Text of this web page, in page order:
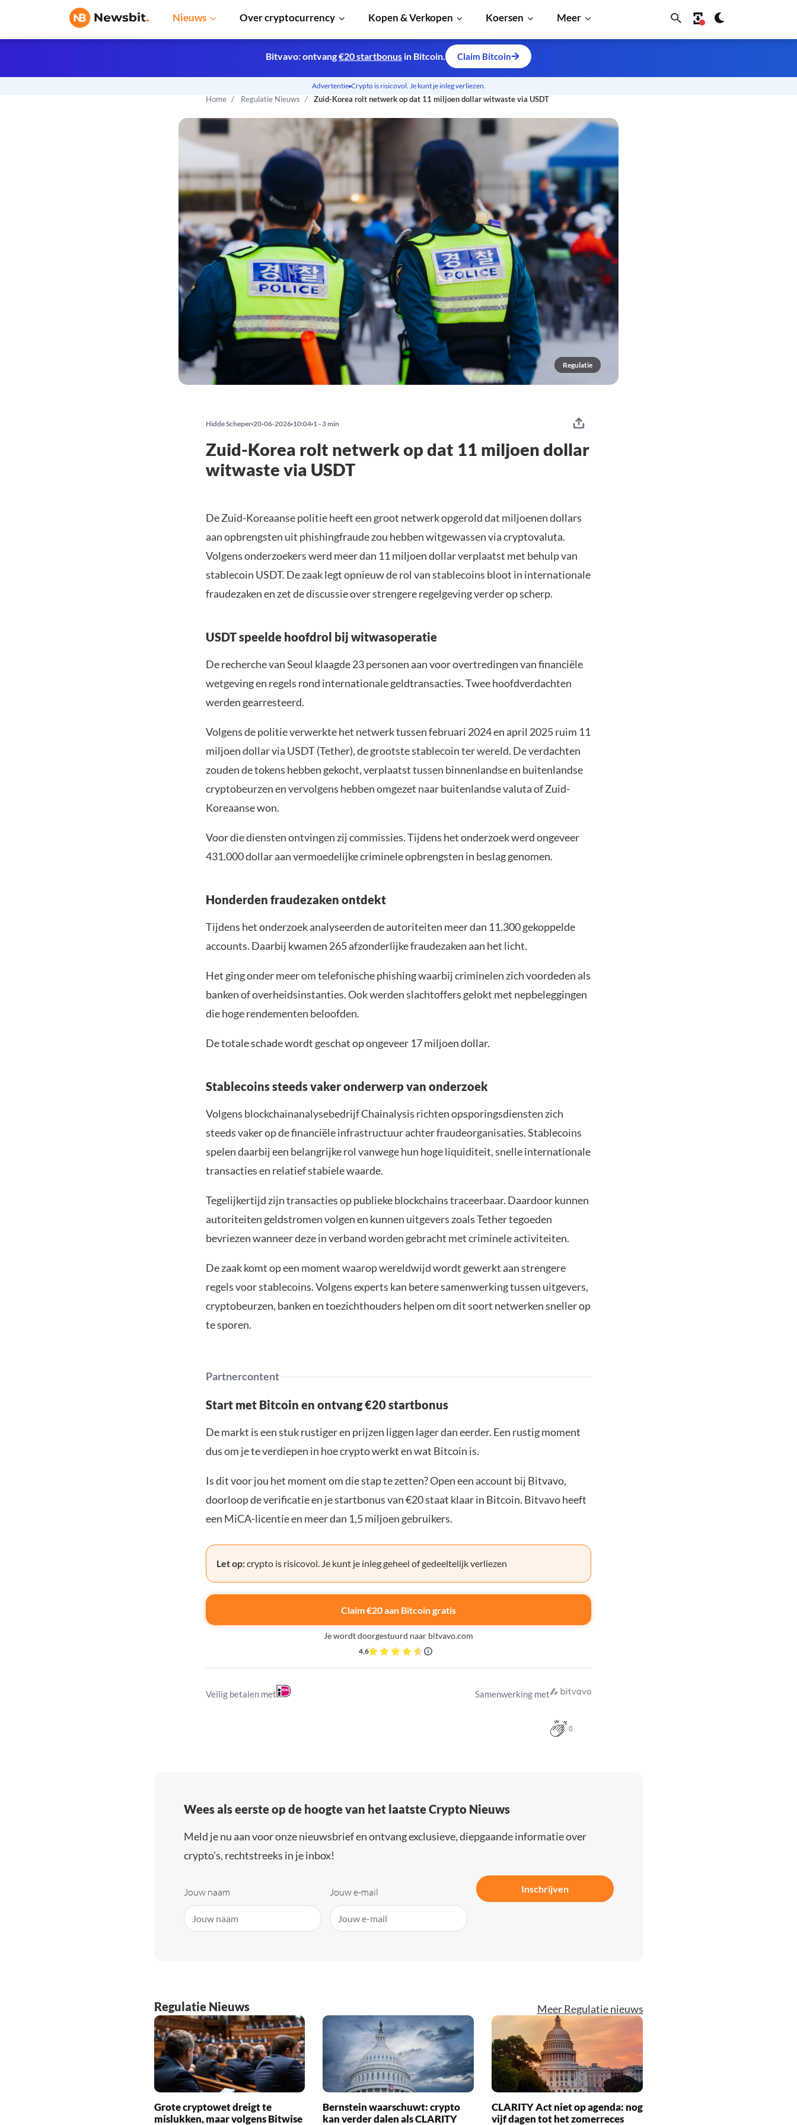
Nieuws Over cryptocurrency Kopen & Verkopen Koersen Meer
Home Regulatie Nieuws Zuid-Korea rolt netwerk op dat 11 miljoen dollar witwaste via USDT
Regulatie
Bitvavo: ontvang€20 startbonus in Bitcoin. Claim Bitcoin
Advertentie Crypto is risicovol. Je kunt je inleg verliezen.
Hidde Scheper 20-06-2026 10:04 1 - 3 min
Zuid-Korea rolt netwerk op dat 11 miljoen dollar
witwaste via USDT
De Zuid-Koreaanse politie heeft een groot netwerk opgerold dat miljoenen dollars
aan opbrengsten uit phishingfraude zou hebben witgewassen via cryptovaluta.
Volgens onderzoekers werd meer dan 11 miljoen dollar verplaatst met behulp van
stablecoin USDT. De zaak legt opnieuw de rol van stablecoins bloot in internationale
fraudezaken en zet de discussie over strengere regelgeving verder op scherp.
USDT speelde hoofdrol bij witwasoperatie
De recherche van Seoul klaagde 23 personen aan voor overtredingen van financiële
wetgeving en regels rond internationale geldtransacties. Twee hoofdverdachten
werden gearresteerd.
Volgens de politie verwerkte het netwerk tussen februari 2024 en april 2025 ruim 11
miljoen dollar via USDT (Tether), de grootste stablecoin ter wereld. De verdachten
zouden de tokens hebben gekocht, verplaatst tussen binnenlandse en buitenlandse
cryptobeurzen en vervolgens hebben omgezet naar buitenlandse valuta of Zuid-
Koreaanse won.
Voor die diensten ontvingen zij commissies. Tijdens het onderzoek werd ongeveer
431.000 dollar aan vermoedelijke criminele opbrengsten in beslag genomen.
Honderden fraudezaken ontdekt
Tijdens het onderzoek analyseerden de autoriteiten meer dan 11.300 gekoppelde
accounts. Daarbij kwamen 265 afzonderlijke fraudezaken aan het licht.
Het ging onder meer om telefonische phishing waarbij criminelen zich voordeden als
banken of overheidsinstanties. Ook werden slachtoffers gelokt met nepbeleggingen
die hoge rendementen beloofden.
De totale schade wordt geschat op ongeveer 17 miljoen dollar.
Stablecoins steeds vaker onderwerp van onderzoek
Volgens blockchainanalysebedrijf Chainalysis richten opsporingsdiensten zich
steeds vaker op de financiële infrastructuur achter fraudeorganisaties. Stablecoins
spelen daarbij een belangrijke rol vanwege hun hoge liquiditeit, snelle internationale
transacties en relatief stabiele waarde.
Tegelijkertijd zijn transacties op publieke blockchains traceerbaar. Daardoor kunnen
autoriteiten geldstromen volgen en kunnen uitgevers zoals Tether tegoeden
bevriezen wanneer deze in verband worden gebracht met criminele activiteiten.
De zaak komt op een moment waarop wereldwijd wordt gewerkt aan strengere
regels voor stablecoins. Volgens experts kan betere samenwerking tussen uitgevers,
cryptobeurzen, banken en toezichthouders helpen om dit soort netwerken sneller op
te sporen.
Partnercontent
Start met Bitcoin en ontvang €20 startbonus
De markt is een stuk rustiger en prijzen liggen lager dan eerder. Een rustig moment
dus om je te verdiepen in hoe crypto werkt en wat Bitcoin is.
Is dit voor jou het moment om die stap te zetten? Open een account bij Bitvavo,
doorloop de verificatie en je startbonus van €20 staat klaar in Bitcoin. Bitvavo heeft
een MiCA-licentie en meer dan 1,5 miljoen gebruikers.
Let op:crypto is risicovol. Je kunt je inleg geheel of gedeeltelijk verliezen
Claim €20 aan Bitcoin gratis
Je wordt doorgestuurd naar bitvavo.com
4,6
Veilig betalen met Samenwerking met
0
Wees als eerste op de hoogte van het laatste Crypto Nieuws
Meld je nu aan voor onze nieuwsbrief en ontvang exclusieve, diepgaande informatie over
crypto’s, rechtstreeks in je inbox!
Jouw naam Jouw e-mail Inschrijven
Regulatie Nieuws Meer Regulatie nieuws
Grote cryptowet dreigt te
mislukken, maar volgens Bitwise
Bernstein waarschuwt: crypto
kan verder dalen als CLARITY
CLARITY Act niet op agenda: nog
vijf dagen tot het zomerreces